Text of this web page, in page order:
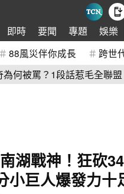
即時 要聞 專題 娛樂
88風災伴你成長 跨世
為何被罵？1段話惹毛全聯
湖戰神！狂砍
巨人爆發力十